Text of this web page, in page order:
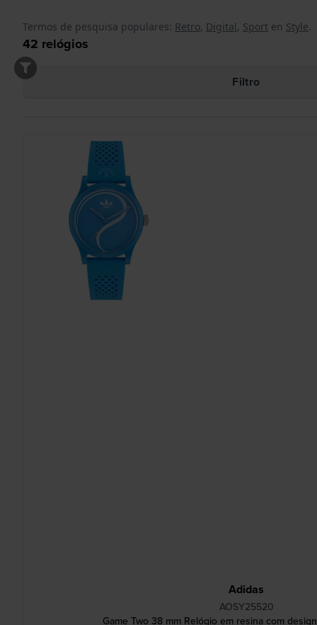
Termos de pesquisa populares: Retro, Digital, Sport en Style.
42 relógios
Filtro
Adidas
AOSY25520
Game Two 38 mm Relógio em resina com